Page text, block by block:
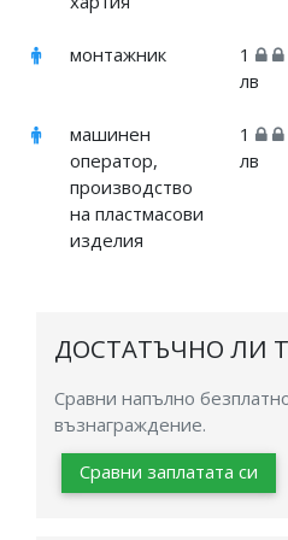
монтажник
1
лв
машинен
оператор,
производство
на пластмасови
изделия
1
лв
ДОСТАТЪЧНО ЛИ
Сравни напълно
възнаграждение.
Сравни заплатата си